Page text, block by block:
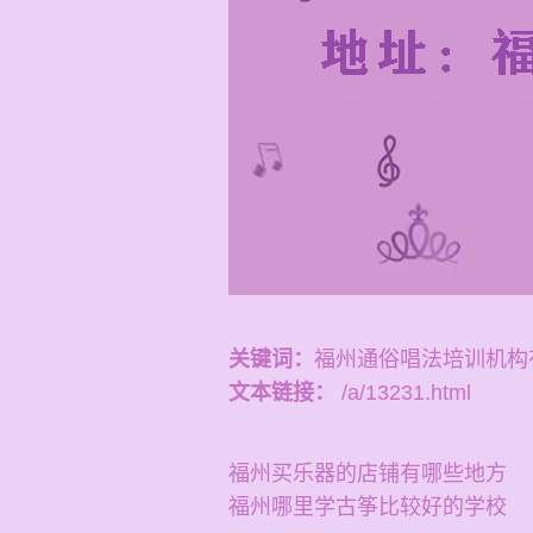
关键词： 福州通俗唱法培训机
文本链接：
/a/13231.html
福州买乐器的店铺有哪些地方
福州哪里学古筝比较好的学校